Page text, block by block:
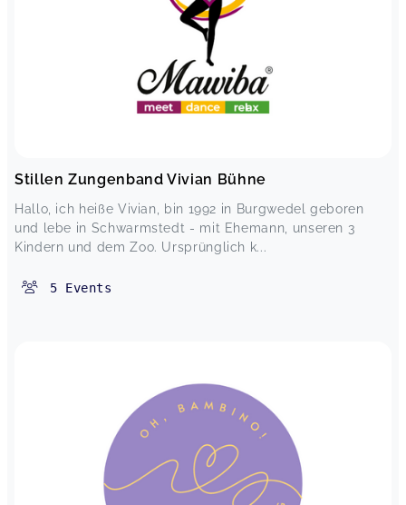
Stillen Zungenband Vivian Bühne
Hallo, ich heiße Vivian, bin 1992 in Burgwedel geboren
und lebe in Schwarmstedt - mit Ehemann, unseren 3
Kindern und dem Zoo. Ursprünglich k...
5 Events